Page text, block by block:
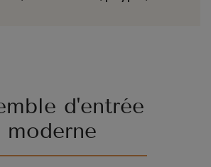
d'entrée
moderne